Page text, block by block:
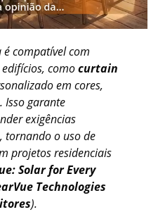
é compatível com
comocurtain
em cores,
Isso garante
exigências
tornando o uso de
projetos residenciais
Solar for Every
Technologies
).